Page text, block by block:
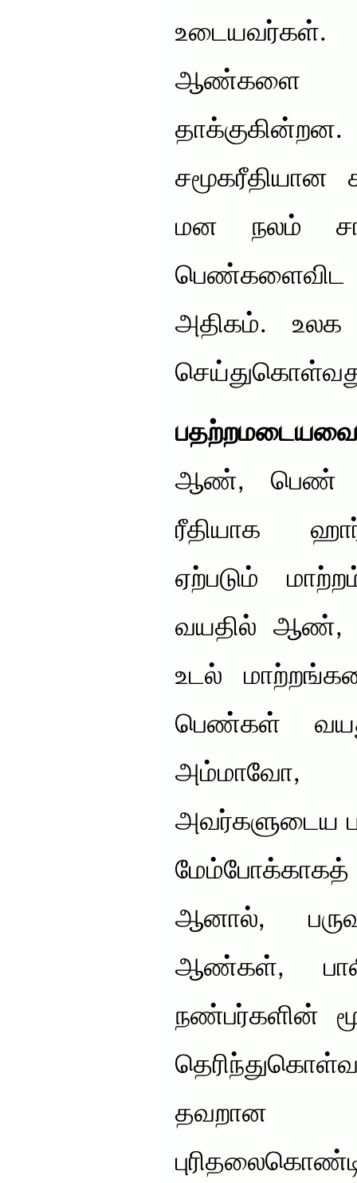
ஆண்களை
மன நலம்
அதிகம்.
ஆண், பெண்
ரீதியாக
ஏற்படும்
வயதில் ஆண்,
உடல்
பெண்கள்
அவர்களுடைய
மேம்போக்காகத்
ஆனால்,
ஆண்கள்,
நண்பர்களின்
தவறான